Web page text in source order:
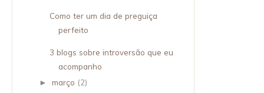
Como ter um dia de preguiça
perfeito
3 blogs sobre introversão que eu
acompanho
►março (2)